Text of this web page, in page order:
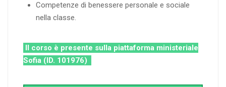
Competenze di benessere personale e sociale
nella classe.
Il corso è presente sulla piattaforma ministeriale
Sofia (ID. 101976)